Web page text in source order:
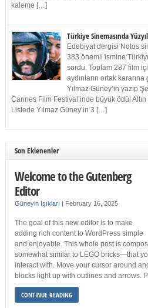
kaleme […]
Türkiye Sinemasında
Edebiyat dergisi Notos
383 önemli ismine
sordu. Toplam 287 film
aydınların ortak
Yılmaz Güney’in yazıp
Cannes Film Festival’inde büyük ödül Altın
Listede Yılmaz Güney’in 3 […]
Son Eklenenler
Welcome to the Gutenberg
Editor
Güneyin Işıkları | February 16, 2025
The goal of this new editor is to make
adding rich content to WordPress simple
and enjoyable. This whole post is
somewhat similar to LEGO bricks—that
interact with. Move your cursor around
blocks light up with outlines and arrows.
CONTINUE READING